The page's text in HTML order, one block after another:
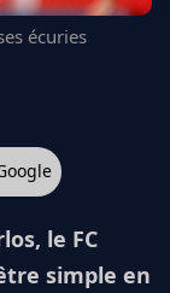
écuries
le FC
simple en